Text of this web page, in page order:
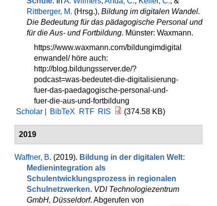
Rittberger, M. (Hrsg.), Bildung im digitalen Wandel.
Die Bedeutung für das pädagogische Personal und
für die Aus- und Fortbildung. Münster: Waxmann.
https://www.waxmann.com/bildungimdigital
enwandel/ höre auch:
http://blog.bildungsserver.de/?
podcast=was-bedeutet-die-digitalisierung-
fuer-das-paedagogische-personal-und-
fuer-die-aus-und-fortbildung
Scholar |
BibTeX RTF RIS (374.58 KB)
2019
Waffner, B. (2019). Bildung in der digitalen Welt:
Medienintegration als
Schulentwicklungsprozess in regionalen
Schulnetzwerken. VDI Technologiezentrum
GmbH, Düsseldorf. Abgerufen von